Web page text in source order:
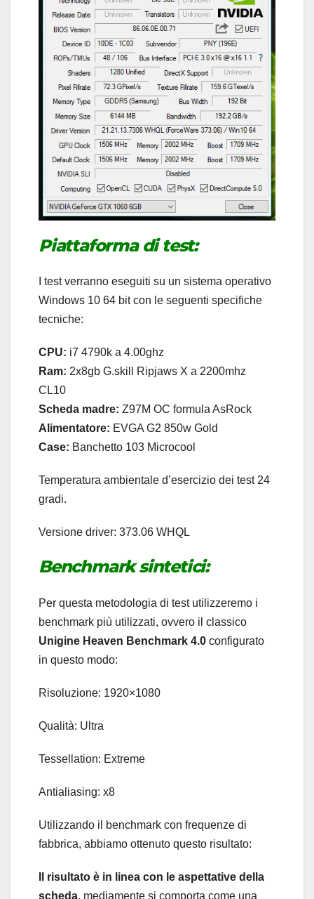
Piattaforma di test:
I test verranno eseguiti su un sistema operativo
Windows 10 64 bit con le seguenti specifiche
tecniche:
CPU: i7 4790k a 4.00ghz
Ram: 2x8gb G.skill Ripjaws X a 2200mhz
CL10
Scheda madre: Z97M OC formula AsRock
Alimentatore: EVGA G2 850w Gold
Case: Banchetto 103 Microcool
Temperatura ambientale d’esercizio dei test 24
gradi.
Versione driver: 373.06 WHQL
Benchmark sintetici:
Per questa metodologia di test utilizzeremo i
benchmark più utilizzati, ovvero il classico
Unigine Heaven Benchmark 4.0 configurato
in questo modo:
Risoluzione: 1920×1080
Qualità: Ultra
Tessellation: Extreme
Antialiasing: x8
Utilizzando il benchmark con frequenze di
fabbrica, abbiamo ottenuto questo risultato:
Il risultato è in linea con le aspettative della
scheda, mediamente si comporta come una